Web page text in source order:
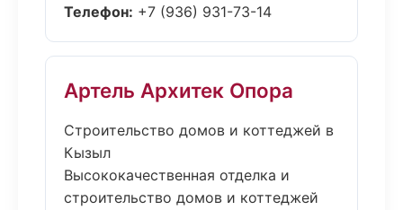
Телефон: +7 (936) 931-73-14
Артель Архитек Опора
Строительство домов и коттеджей в
Кызыл
Высококачественная отделка и
строительство домов и коттеджей